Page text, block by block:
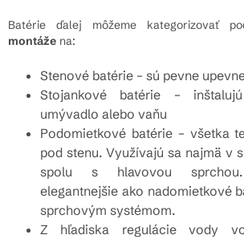
Batérie ďalej môžeme kategorizovať
montáže na:
Stenové batérie – sú pevne
Stojankové batérie –
umývadlo alebo vaňu
Podomietkové batérie – všetka
pod stenu. Využívajú sa najmä v
spolu s hlavovou
elegantnejšie ako nadomietkové
sprchovým systémom.
Z hľadiska regulácie vody